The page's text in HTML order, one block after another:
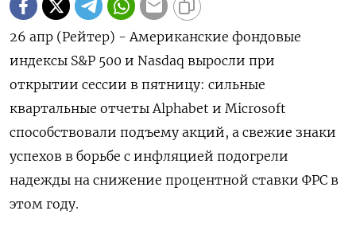
26 апр (Рейтер) - Американские фондовые
индексы S&P 500 и Nasdaq выросли при
открытии сессии в пятницу: сильные
квартальные отчеты Alphabet и Microsoft
способствовали подъему акций, а свежие знаки
успехов в борьбе с инфляцией подогрели
надежды на снижение процентной ставки ФРС в
этом году.